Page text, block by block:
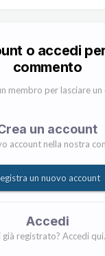
o accedi
commento
membro per lasciare
un account
account nella nostra
un nuovo account
Accedi
già registrato? Accedi qui.